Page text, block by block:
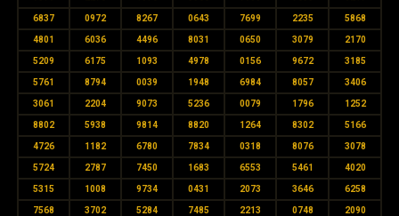
6837 0972 8267 0643 7699 2235 5868
4801 6036 4496 8031 0650 3079 2170
5209 6175 1093 4978 0156 9672 3185
5761 8794 0039 1948 6984 8057 3406
3061 2204 9073 5236 0079 1796 1252
8802 5938 9814 8820 1264 8302 5166
4726 1182 6780 7834 0318 8076 3078
5724 2787 7450 1683 6553 5461 4020
5315 1008 9734 0431 2073 3646 6258
7568 3702 5284 7485 2213 0748 2090